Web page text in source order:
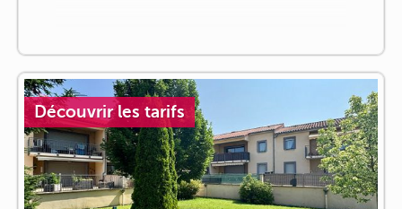
Découvrir les tarifs